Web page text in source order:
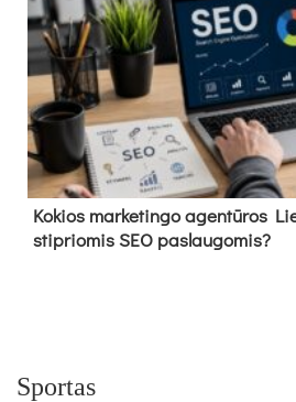
Kokios marketingo agentūros
stipriomis SEO paslaugomis?
Sportas